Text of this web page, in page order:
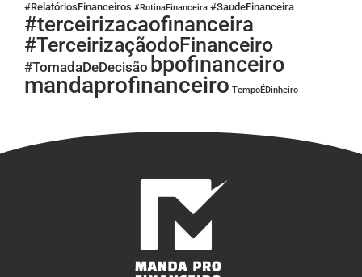
#RelatóriosFinanceiros #RotinaFinanceira #SaudeFinanceira
#terceirizacaofinanceira
#TerceirizaçãodoFinanceiro
#TomadaDeDecisão bpofinanceiro
mandaprofinanceiro TempoÉDinheiro